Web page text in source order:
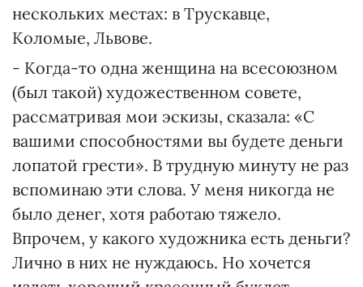
нескольких местах: в Трускавце,
Коломые, Львове.
- Когда-то одна женщина на всесоюзном
(был такой) художественном совете,
рассматривая мои эскизы, сказала: «С
вашими способностями вы будете деньги
лопатой грести». В трудную минуту не раз
вспоминаю эти слова. У меня никогда не
было денег, хотя работаю тяжело.
Впрочем, у какого художника есть деньги?
Лично в них не нуждаюсь. Но хочется